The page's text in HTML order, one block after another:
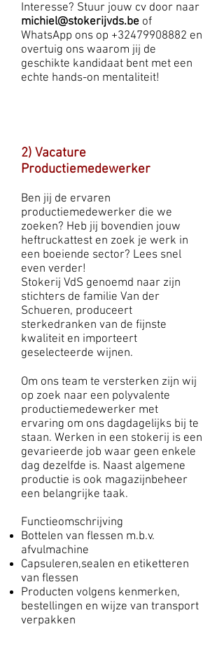
Interesse? Stuur jouw cv door naar
michiel@stokerijvds.be of
WhatsApp ons op +32479908882 en
overtuig ons waarom jij de
geschikte kandidaat bent met een
echte hands-on mentaliteit!
2) Vacature
Productiemedewerker
Ben jij de ervaren
productiemedewerker die we
zoeken? Heb jij bovendien jouw
heftruckattest en zoek je werk in
een boeiende sector? Lees snel
even verder!
Stokerij VdS genoemd naar zijn
stichters de familie Van der
Schueren, produceert
sterkedranken van de fijnste
kwaliteit en importeert
geselecteerde wijnen.
Om ons team te versterken zijn wij
op zoek naar een polyvalente
productiemedewerker met
ervaring om ons dagdagelijks bij te
staan. Werken in een stokerij is een
gevarieerde job waar geen enkele
dag dezelfde is. Naast algemene
productie is ook magazijnbeheer
een belangrijke taak.
Functieomschrijving
Bottelen van flessen m.b.v.
afvulmachine
Capsuleren,sealen en etiketteren
van flessen
Producten volgens kenmerken,
bestellingen en wijze van transport
verpakken